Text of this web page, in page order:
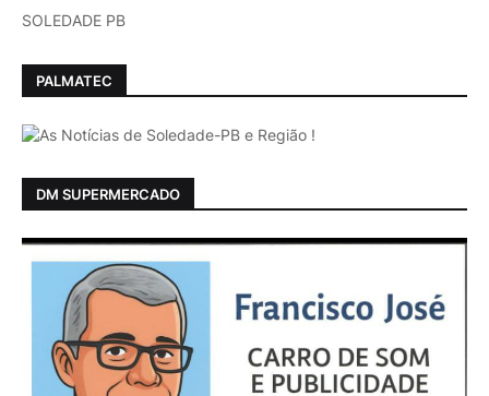
SOLEDADE PB
PALMATEC
DM SUPERMERCADO